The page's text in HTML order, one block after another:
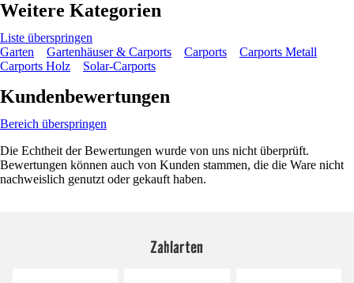
Weitere Kategorien
Liste überspringen
Garten
Gartenhäuser & Carports Carports
Carports Metall
Carports Holz
Solar-Carports
Kundenbewertungen
Bereich überspringen
Die Echtheit der Bewertungen wurde von uns nicht überprüft.
Bewertungen können auch von Kunden stammen, die die Ware nicht
nachweislich genutzt oder gekauft haben.
Zahlarten